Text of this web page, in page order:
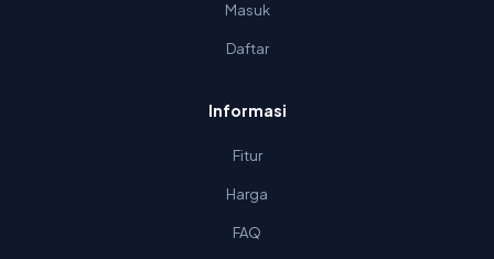
Masuk
Daftar
Informasi
Fitur
Harga
FAQ